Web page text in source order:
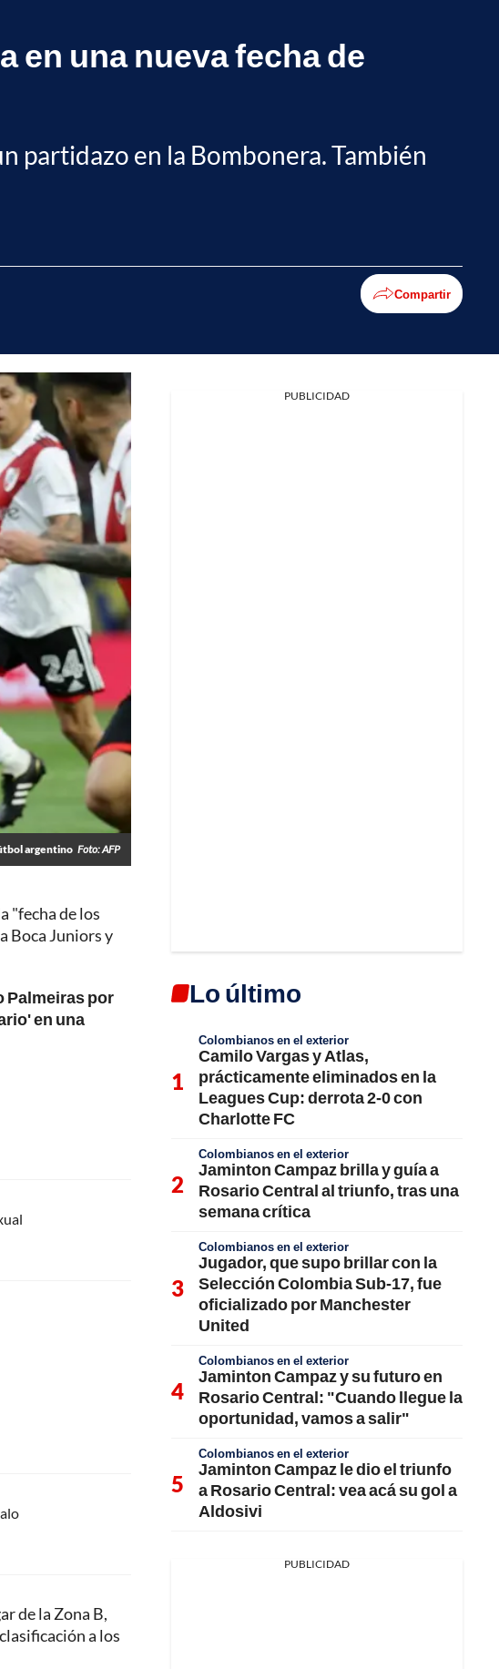
en una nueva fecha de
partidazo en la Bombonera. También
Compartir
argentino Foto: AFP
"fecha de los
Boca Juniors y
Palmeiras por
en una
de la Zona B,
a los
PUBLICIDAD
Lo último
Colombianos en el exterior
Camilo Vargas y Atlas,
prácticamente eliminados en la
Leagues Cup: derrota 2-0 con
Charlotte FC
Colombianos en el exterior
Jaminton Campaz brilla y guía a
Rosario Central al triunfo, tras una
semana crítica
Colombianos en el exterior
Jugador, que supo brillar con la
Selección Colombia Sub-17, fue
oficializado por Manchester
United
Colombianos en el exterior
Jaminton Campaz y su futuro en
Rosario Central: "Cuando llegue la
oportunidad, vamos a salir"
Colombianos en el exterior
Jaminton Campaz le dio el triunfo
a Rosario Central: vea acá su gol a
Aldosivi
PUBLICIDAD